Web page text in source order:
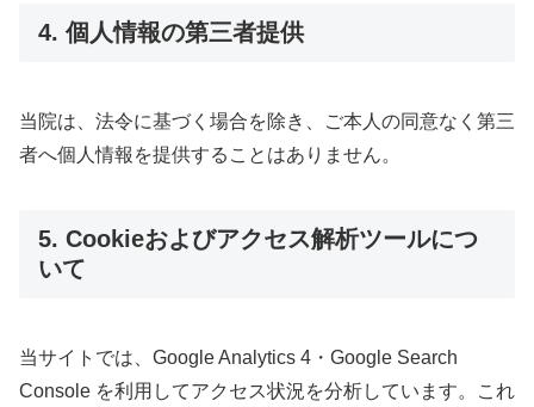
4. 個人情報の第三者提供
当院は、法令に基づく場合を除き、ご本人の同意なく第三
者へ個人情報を提供することはありません。
5. Cookieおよびアクセス解析ツールにつ
いて
当サイトでは、Google Analytics 4・Google Search
Console を利用してアクセス状況を分析しています。これ